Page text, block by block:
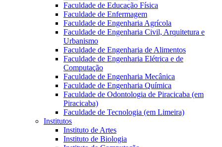
Faculdade de Educação Física
Faculdade de Enfermagem
Faculdade de Engenharia Agrícola
Faculdade de Engenharia Civil, Arquitetura e
Urbanismo
Faculdade de Engenharia de Alimentos
Faculdade de Engenharia Elétrica e de
Computação
Faculdade de Engenharia Mecânica
Faculdade de Engenharia Química
Faculdade de Odontologia de Piracicaba (em
Piracicaba)
Faculdade de Tecnologia (em Limeira)
Institutos
Instituto de Artes
Instituto de Biologia